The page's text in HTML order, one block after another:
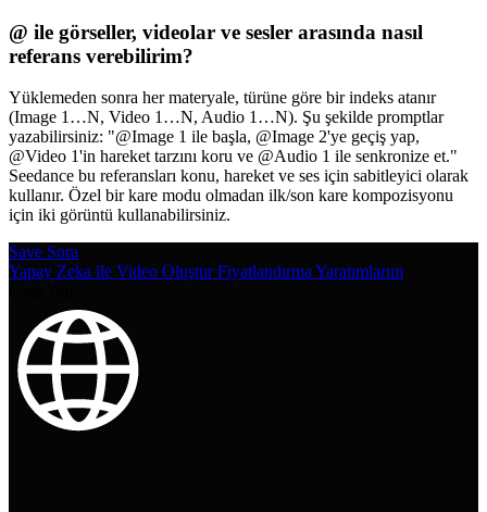
@ ile görseller, videolar ve sesler arasında nasıl
referans verebilirim?
Yüklemeden sonra her materyale, türüne göre bir indeks atanır
(Image 1…N, Video 1…N, Audio 1…N). Şu şekilde promptlar
yazabilirsiniz: "@Image 1 ile başla, @Image 2'ye geçiş yap,
@Video 1'in hareket tarzını koru ve @Audio 1 ile senkronize et."
Seedance bu referansları konu, hareket ve ses için sabitleyici olarak
kullanır. Özel bir kare modu olmadan ilk/son kare kompozisyonu
için iki görüntü kullanabilirsiniz.
Save Sora
Yapay Zeka ile Video Oluştur Fiyatlandırma Yaratımlarım